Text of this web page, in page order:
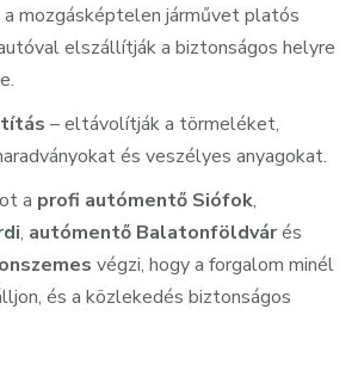
a mozgásképtelen járművet platós
elszállítják a biztonságos helyre
– eltávolítják a törmeléket,
és veszélyes anyagokat.
a profi autómentő Siófok,
, autómentő Balatonföldvárés
végzi, hogy a forgalom minél
és a közlekedés biztonságos